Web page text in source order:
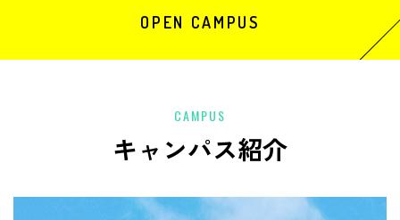
OPEN CAMPUS
CAMPUS
キャンパス紹介